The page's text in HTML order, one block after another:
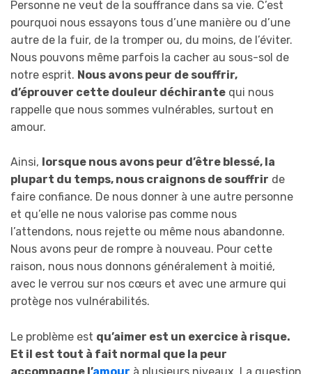
Personne ne veut de la souffrance dans sa vie. C’est
pourquoi nous essayons tous d’une manière ou d’une
autre de la fuir, de la tromper ou, du moins, de l’éviter.
Nous pouvons même parfois la cacher au sous-sol de
notre esprit. Nous avons peur de souffrir,
d’éprouver cette douleur déchirante qui nous
rappelle que nous sommes vulnérables, surtout en
amour.
Ainsi, lorsque nous avons peur d’être blessé, la
plupart du temps, nous craignons de souffrir de
faire confiance. De nous donner à une autre personne
et qu’elle ne nous valorise pas comme nous
l’attendons, nous rejette ou même nous abandonne.
Nous avons peur de rompre à nouveau. Pour cette
raison, nous nous donnons généralement à moitié,
avec le verrou sur nos cœurs et avec une armure qui
protège nos vulnérabilités.
Le problème est qu’aimer est un exercice à risque.
Et il est tout à fait normal que la peur